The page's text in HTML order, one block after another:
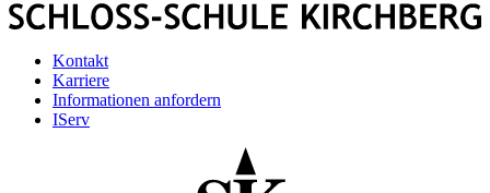
Kontakt
Karriere
Informationen anfordern
IServ